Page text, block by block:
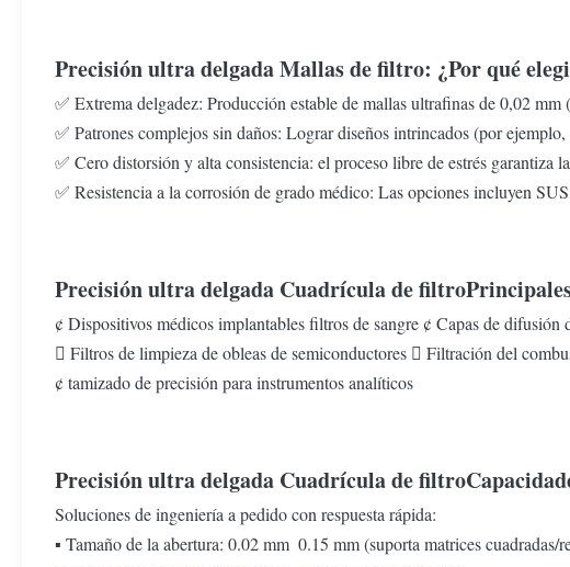
Precisión ultra delgadaMallas de filtro: ¿Por qué
✅ Extrema delgadez: Producción estable de mallas ultrafinas de 0,02
✅ Patrones complejos sin daños: Lograr diseños intrincados (por
✅ Cero distorsión y alta consistencia: el proceso libre de estrés
✅ Resistencia a la corrosión de grado médico: Las opciones incluyen
Precisión ultra delgada Cuadrícula de filtro
¢ Dispositivos médicos implantables filtros de sangre ¢ Capas de difusión
 Filtros de limpieza de obleas de semiconductores  Filtración del
¢ tamizado de precisión para instrumentos analíticos
Precisión ultra delgada Cuadrícula de filtro
Soluciones de ingeniería a pedido con respuesta rápida:
▪ Tamaño de la abertura: 0.02 mm ️ 0.15 mm (suporta matrices cuadradas/